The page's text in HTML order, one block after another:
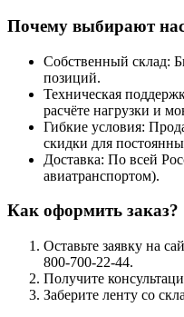
Почему выбирают
Собственный склад:
позиций.
Техническая
расчёте нагрузки и
Гибкие условия:
скидки для
Доставка: По всей
авиатранспортом).
Как оформить заказ?
Оставьте заявку на
800-700-22-44.
Получите
Заберите ленту со